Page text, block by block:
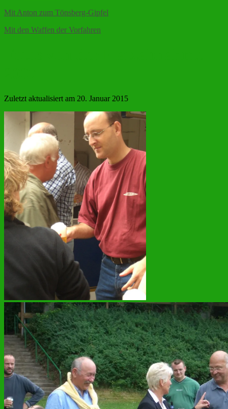
Mit Anton zum Tönsberg-Gipfel
Mit den Waffen der Vorfahren
Zuletzt aktualisiert am 20. Januar 2015